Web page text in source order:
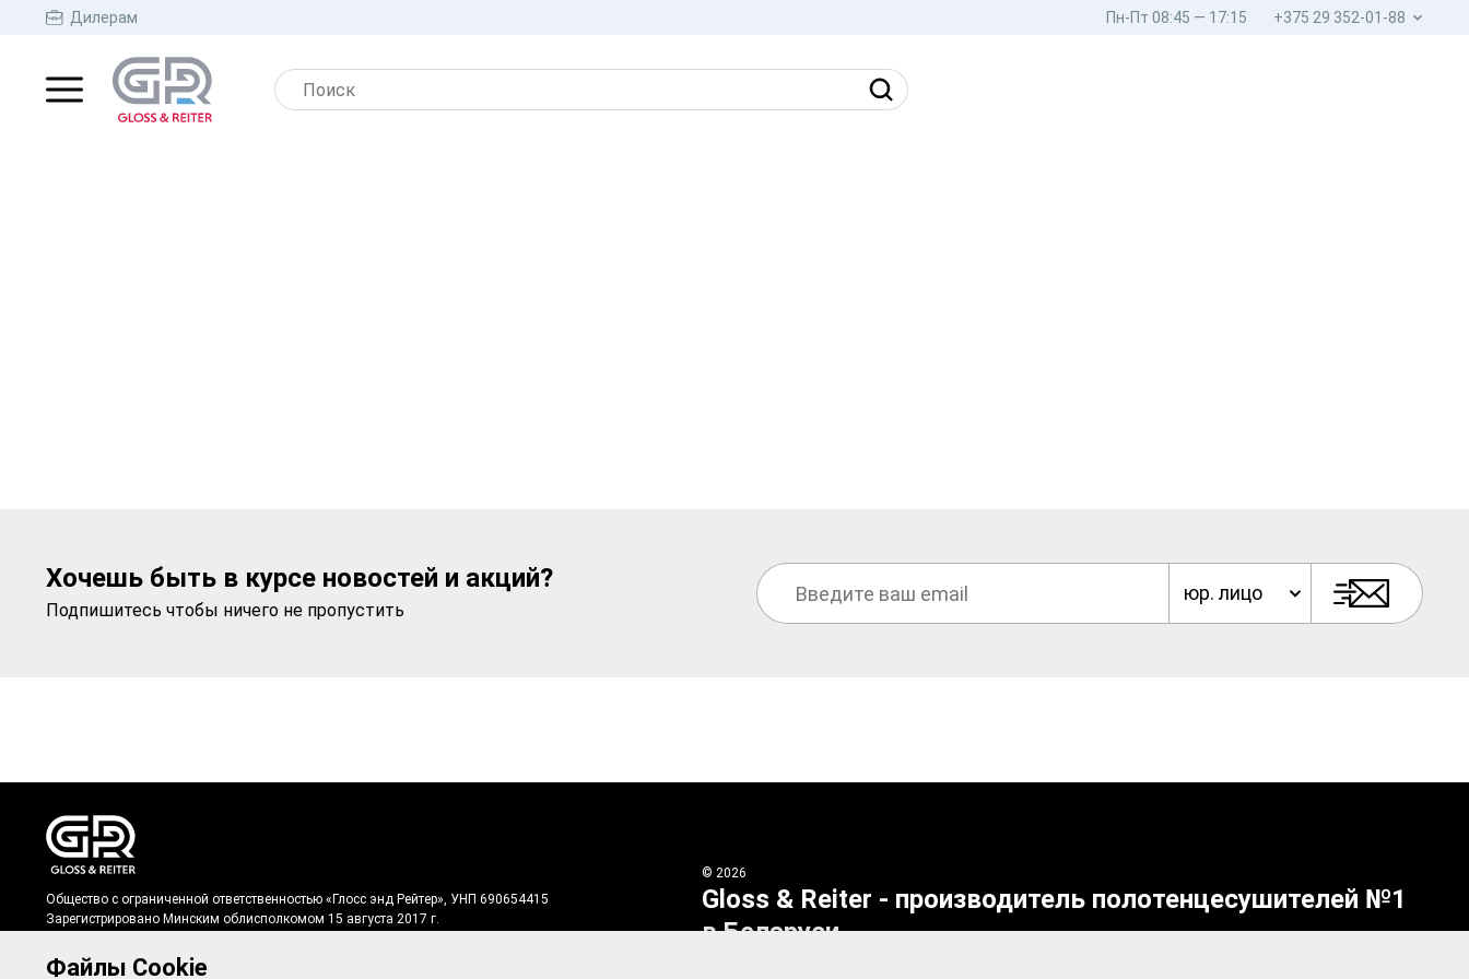
Файлы Cookie
Дилерам Пн-Пт 08:45 — 17:15 +375 29 352-01-88
Хочешь быть в курсе новостей и акций?
Подпишитесь чтобы ничего не пропустить
юр. лицо
Общество с ограниченной ответственностью «Глосс энд Рейтер», УНП 690654415
Зарегистрировано Минским облисполкомом 15 августа 2017 г.
Юридический адрес: 222712, Республика Беларусь, Минская область, Дзержинский район, г.
© 2026
Gloss & Reiter - производитель полотенцесушителей №1
в Беларуси